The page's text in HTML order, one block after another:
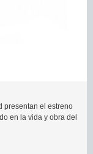
presentan el estreno
en la vida y obra del